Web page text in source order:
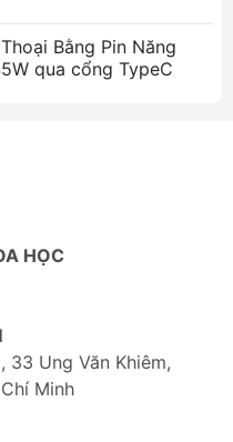
Bằng Pin Năng
qua cổng TypeC
HỌC
33 Ung Văn Khiêm,
Minh